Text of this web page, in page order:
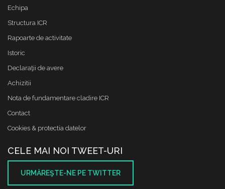
Echipa
Structura ICR
Rapoarte de activitate
Istoric
Declaraţii de avere
Achizitii
Nota de fundamentare cladire ICR
Contact
Cookies & protectia datelor
CELE MAI NOI TWEET-URI
URMĂREŞTE-NE PE TWITTER